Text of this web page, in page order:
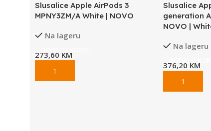
Slusalice Apple AirPods 3
MPNY3ZM/A White | NOVO
Na lageru
273,60 KM
Slusalice
generation
NOVO |
Na lageru
376,20 KM